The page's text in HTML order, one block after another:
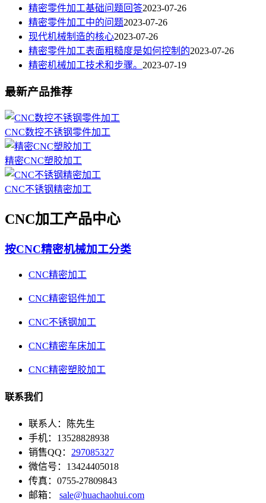
精密零件加工基础问题回答2023-07-26
精密零件加工中的问题2023-07-26
现代机械制造的核心2023-07-26
精密零件加工表面粗糙度是如何控制的2023-07-26
精密机械加工技术和步骤。 2023-07-19
最新产品推荐
CNC数控不锈钢零件加工
精密CNC塑胶加工
CNC不锈钢精密加工
CNC加工产品中心
按CNC精密机械加工分类
CNC精密加工
CNC精密铝件加工
CNC不锈钢加工
CNC精密车床加工
CNC精密塑胶加工
联系我们
联系人：陈先生
手机：13528828938
销售QQ： 297085327
微信号：13424405018
传真：0755-27809843
邮箱： sale@huachaohui.com